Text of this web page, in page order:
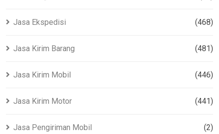
Jasa Ekspedisi (468)
Jasa Kirim Barang (481)
Jasa Kirim Mobil (446)
Jasa Kirim Motor (441)
Jasa Pengiriman Mobil (2)